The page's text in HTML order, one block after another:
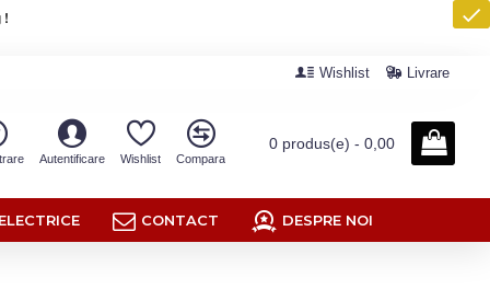
!
Wishlist Livrare
Autentificare Wishlist Compara
0 produs(e) - 0,00
CONTACT DESPRE NOI